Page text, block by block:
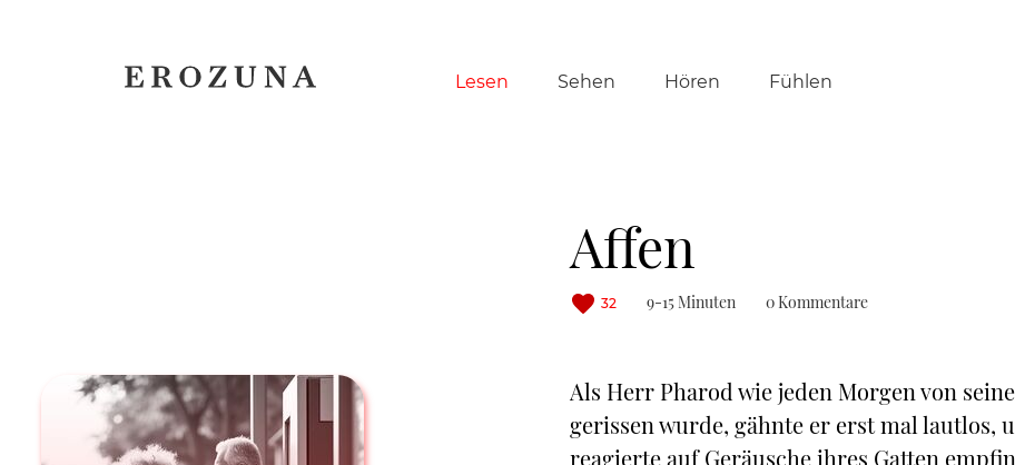
Navigation
Lesen Sehen Hören Fühlen
Affen
32 9-15 Minuten 0 Kommentare
Als Herr Pharod wie jeden Morgen von
gerissen wurde, gähnte er erst mal lautlos,
reagierte auf Geräusche ihres Gatten